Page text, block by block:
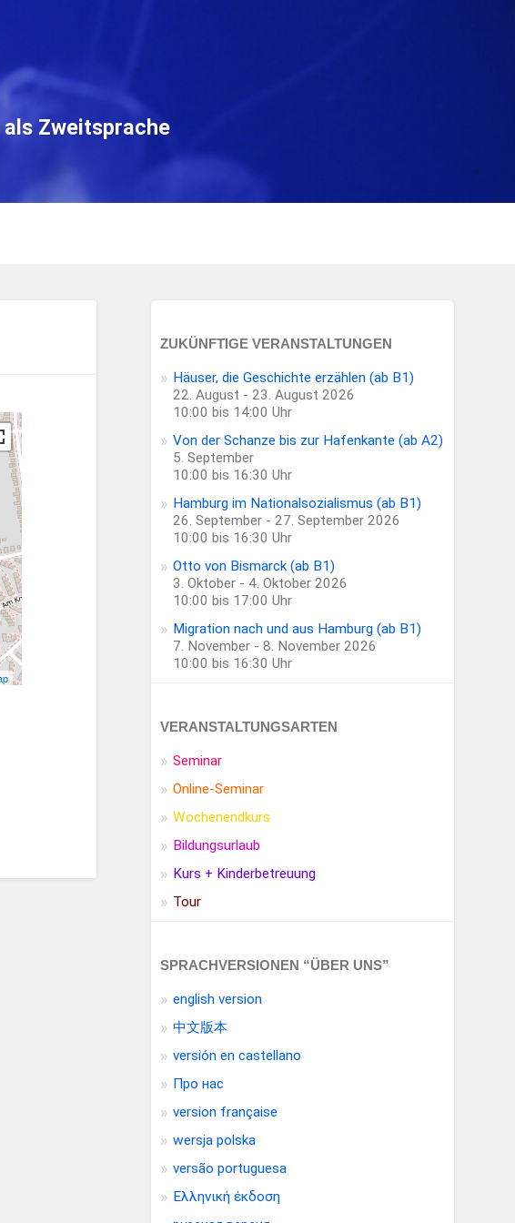
Zweitsprache
ZUKÜNFTIGE VERANSTALTUNGEN
Häuser, die Geschichte erzählen (ab B1)
22. August - 23. August 2026
10:00 bis 14:00 Uhr
Von der Schanze bis zur Hafenkante (ab A2)
5. September
10:00 bis 16:30 Uhr
Hamburg im Nationalsozialismus (ab B1)
26. September - 27. September 2026
10:00 bis 16:30 Uhr
Otto von Bismarck (ab B1)
3. Oktober - 4. Oktober 2026
10:00 bis 17:00 Uhr
Migration nach und aus Hamburg (ab B1)
7. November - 8. November 2026
10:00 bis 16:30 Uhr
VERANSTALTUNGSARTEN
Seminar
Online-Seminar
Wochenendkurs
Bildungsurlaub
Kurs + Kinderbetreuung
Tour
SPRACHVERSIONEN “ÜBER UNS”
english version
中文版本
versión en castellano
Про нас
version française
wersja polska
versão portuguesa
Ελληνική έκδοση